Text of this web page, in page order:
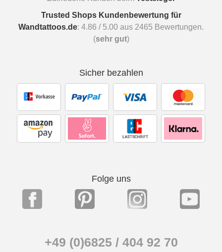
Trusted Shops Kundenbewertung für
Wandtattoos.de: 4.86 / 5.00 aus 2465 Bewertungen.
(sehr gut)
Sicher bezahlen
Folge uns
+49 (0)6825 / 404 92 70